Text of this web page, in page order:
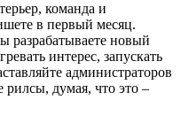
команда и
в первый месяц.
разрабатываете новый
интерес, запускать
администраторов
думая, что это –